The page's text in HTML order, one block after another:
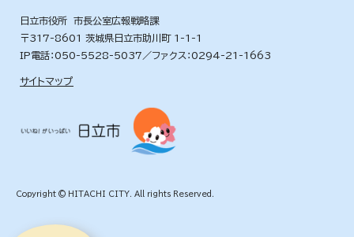
日立市役所 市長公室広報戦略課
〒317-8601 茨城県日立市助川町 1-1-1
IP電話：050-5528-5037／ファクス：0294-21-1663
サイトマップ
Copyright © HITACHI CITY. All rights Reserved.